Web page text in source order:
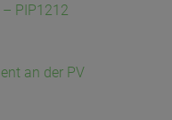
PIP1212
an der PV